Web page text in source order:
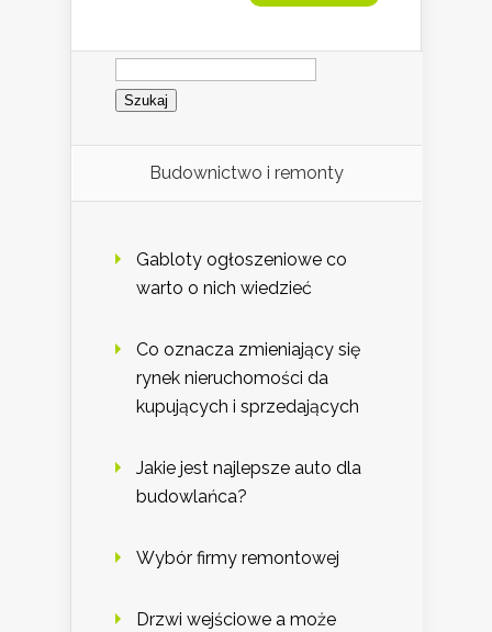
Szukaj:
Budownictwo i remonty
Gabloty ogłoszeniowe co
warto o nich wiedzieć
Co oznacza zmieniający się
rynek nieruchomości da
kupujących i sprzedających
Jakie jest najlepsze auto dla
budowlańca?
Wybór firmy remontowej
Drzwi wejściowe a może